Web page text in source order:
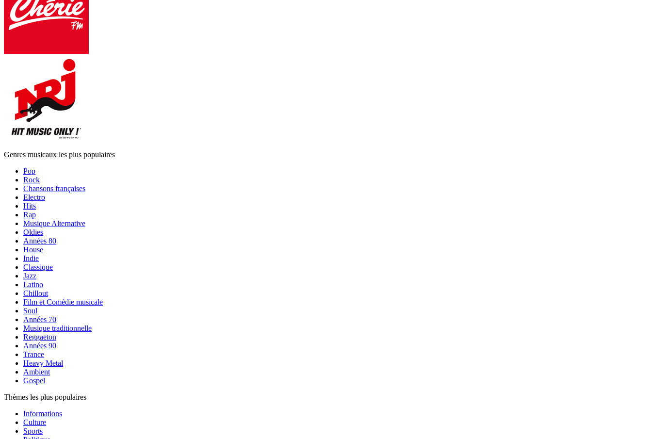
Genres musicaux les plus populaires
Pop
Rock
Chansons françaises
Electro
Hits
Rap
Musique Alternative
Oldies
Années 80
House
Indie
Classique
Jazz
Latino
Chillout
Film et Comédie musicale
Soul
Années 70
Musique traditionnelle
Reggaeton
Années 90
Trance
Heavy Metal
Ambient
Gospel
Thèmes les plus populaires
Informations
Culture
Sports